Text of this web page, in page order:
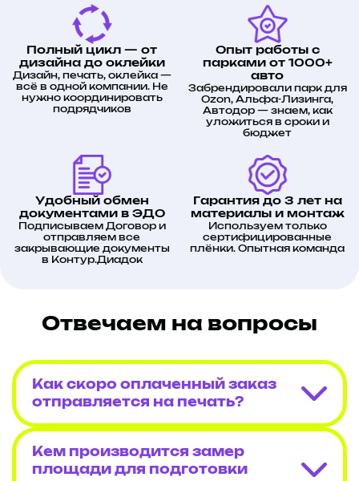
абразивных частиц;
при появлении мелких пузырей —
обратиться к исполнителю по
гарантии.
Результат:
грузовик KAMAZ полностью
оформлен в фирменном стиле OZON;
повышение узнаваемости бренда за
счёт яркого и профессионального
долговечное и устойчивое к внешним
воздействиям покрытие;
профессиональный монтаж без
дефектов и пузырей.
Полный цикл — от
дизайна до оклейки
Дизайн, печать, оклейка —
всё в одной компании. Не
нужно координировать
подрядчиков
Опыт работы с
парками от 1000+
авто
Забрендировали парк для
Ozon, Альфа-Лизинга,
Автодор — знаем, как
уложиться в сроки и
бюджет
Удобный обмен
документами в ЭДО
Подписываем Договор и
отправляем все
закрывающие документы
в Контур.Диадок
Гарантия до 3 лет на
материалы и монтаж
Используем только
сертифицированные
плёнки. Опытная команда
Отвечаем на вопросы
Как скоро оплаченный заказ
отправляется на печать?
Кем производится замер
площади для подготовки